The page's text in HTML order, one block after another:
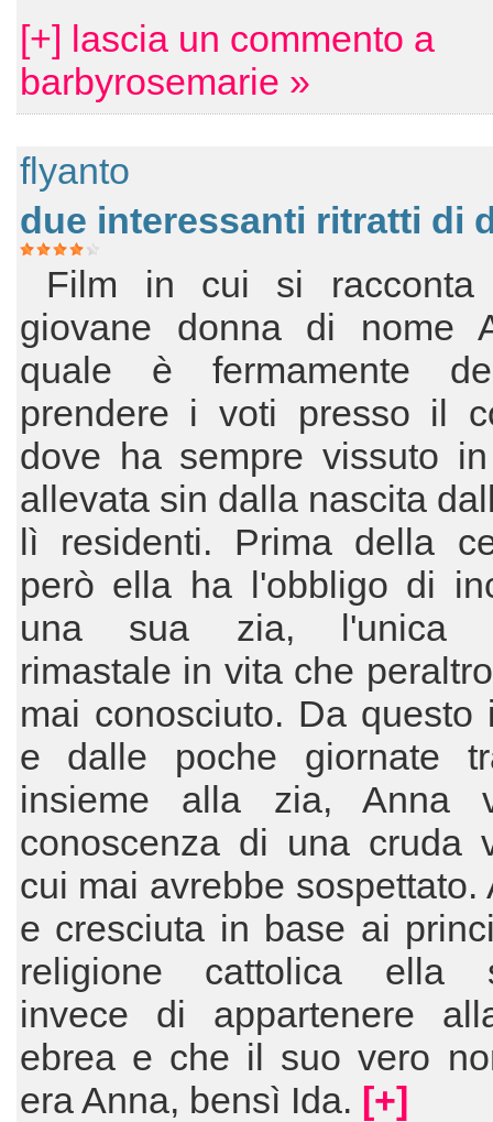
[+] lascia un commento a
barbyrosemarie »
flyanto
due interessanti ritratti di
Film in cui si
giovane donna di nome
quale è fermamente
prendere i voti presso il
dove ha sempre vissuto
allevata sin dalla nascita
lì residenti. Prima della
però ella ha l'obbligo di
una sua zia, l'unica
rimastale in vita che
mai conosciuto. Da questo
e dalle poche giornate
insieme alla zia, Anna
conoscenza di una cruda
cui mai avrebbe sospettato.
e cresciuta in base ai
religione cattolica ella
invece di appartenere
ebrea e che il suo vero
era Anna, bensì Ida. [+]